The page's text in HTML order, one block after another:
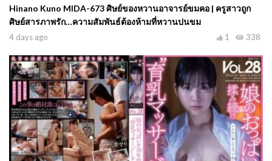
Hinano Kuno MIDA-673 ศิษย์ของหวานอาจารย์ขมคอ | ครูสาวถูก
ศิษย์สารภาพรัก…ความสัมพันธ์ต้องห้ามที่หวานปนขม
4 days ago 338
1